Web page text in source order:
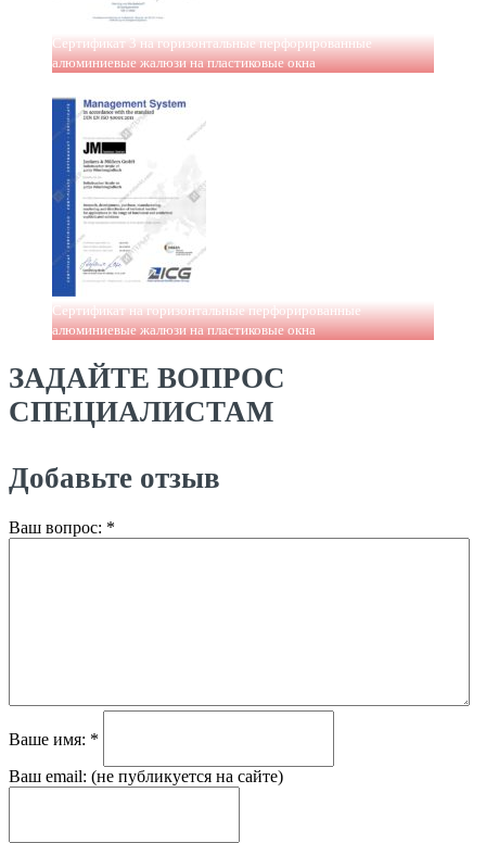
Сертификат 3 на горизонтальные перфорированные
алюминиевые жалюзи на пластиковые окна
Сертификат на горизонтальные перфорированные
алюминиевые жалюзи на пластиковые окна
ЗАДАЙТЕ ВОПРОС
СПЕЦИАЛИСТАМ
Добавьте отзыв
Ваш вопрос: *
Ваше имя: *
Ваш email: (не публикуется на сайте)